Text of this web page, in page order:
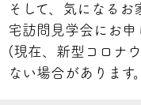
そして、気になる
宅訪問見学会にお申
(現在、新型コロナ
ない場合がありま